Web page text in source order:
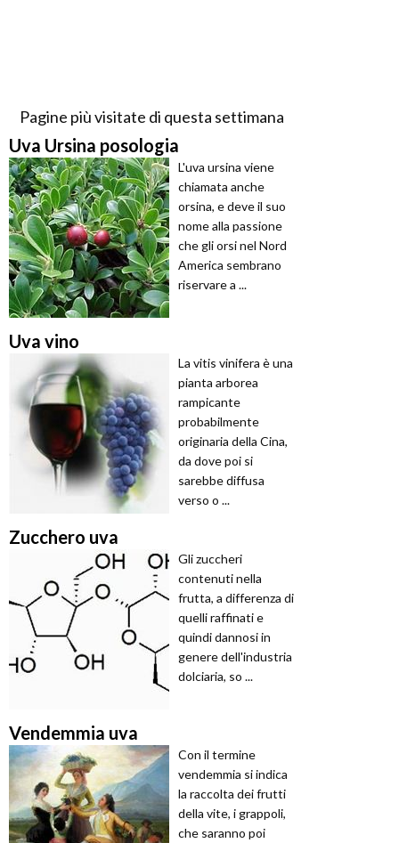
Pagine più visitate di questa settimana
Uva Ursina posologia
L'uva ursina viene
chiamata anche
orsina, e deve il suo
nome alla passione
che gli orsi nel Nord
America sembrano
riservare a ...
Uva vino
La vitis vinifera è una
pianta arborea
rampicante
probabilmente
originaria della Cina,
da dove poi si
sarebbe diffusa
verso o ...
Zucchero uva
Gli zuccheri
contenuti nella
frutta, a differenza di
quelli raffinati e
quindi dannosi in
genere dell'industria
dolciaria, so ...
Vendemmia uva
Con il termine
vendemmia si indica
la raccolta dei frutti
della vite, i grappoli,
che saranno poi